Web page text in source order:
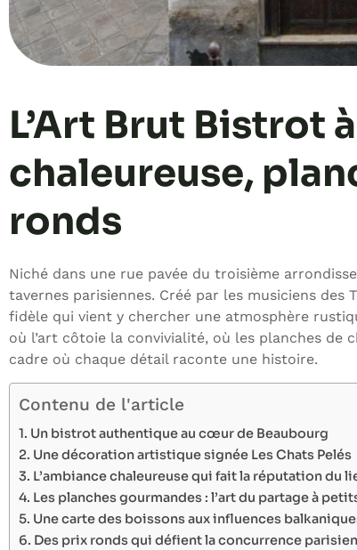
L’Art Brut Bistrot
chaleureuse,
ronds
Niché dans une rue pavée du troisième
tavernes parisiennes. Créé par les musiciens
fidèle qui vient y chercher une atmosphère
où l’art côtoie la convivialité, où les planches de
cadre où chaque détail raconte une histoire.
Contenu de l'article
Un bistrot authentique au cœur de Beaubourg
Une décoration artistique signée Les Chats Pelés
L’ambiance chaleureuse qui fait la réputation du
Les planches gourmandes : l’art du partage à
Une carte des boissons aux influences
Des prix ronds qui défient la concurrence